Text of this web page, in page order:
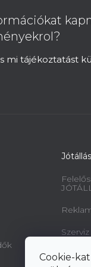
Cookie-
mi tájékoztatást
Minta